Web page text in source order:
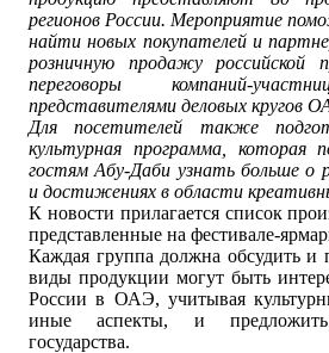
регионов России. Мероприятие
найти новых покупателей и
розничную продажу российской
переговоры компаний-
представителями деловых кругов
Для посетителей также
культурная программа, которая
гостям Абу-Даби узнать больше о
и достижениях в области
К новости прилагается список
представленные на фестивале-
Каждая группа должна обсудить и
виды продукции могут быть
России в ОАЭ, учитывая
иные аспекты, и
государства.